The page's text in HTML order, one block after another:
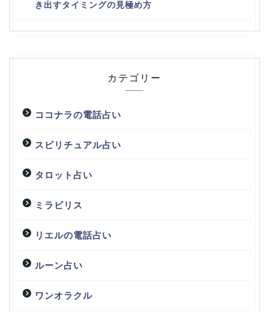
き出すタイミングの見極め方
カテゴリー
ココナラの電話占い
スピリチュアル占い
タロット占い
ミラビリス
リエルの電話占い
ルーン占い
ワンオラクル